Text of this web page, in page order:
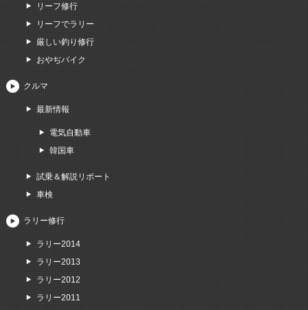
リーフ修行
リーフでラリー
厳しい釣り修行
おやぢバイク
クルマ
最新情報
電気自動車
韓国車
試乗＆解説リポート
車検
ラリー修行
ラリー2014
ラリー2013
ラリー2012
ラリー2011